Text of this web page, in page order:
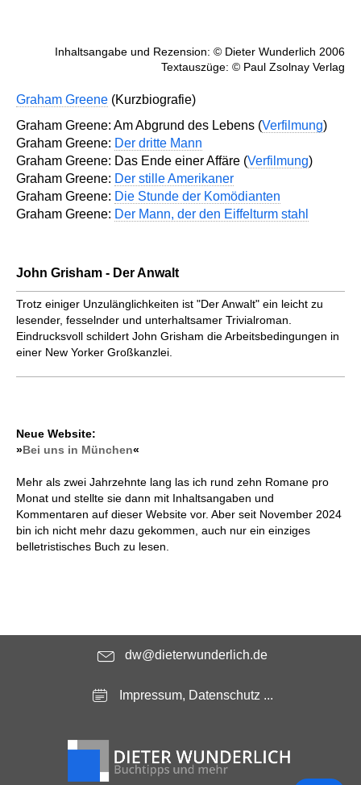
Inhaltsangabe und Rezension: © Dieter Wunderlich 2006
Textauszüge: © Paul Zsolnay Verlag
Graham Greene (Kurzbiografie)
Graham Greene: Am Abgrund des Lebens (Verfilmung)
Graham Greene: Der dritte Mann
Graham Greene: Das Ende einer Affäre (Verfilmung)
Graham Greene: Der stille Amerikaner
Graham Greene: Die Stunde der Komödianten
Graham Greene: Der Mann, der den Eiffelturm stahl
John Grisham - Der Anwalt
Trotz einiger Unzulänglichkeiten ist "Der Anwalt" ein leicht zu
lesender, fesselnder und unterhaltsamer Trivialroman.
Eindrucksvoll schildert John Grisham die Arbeitsbedingungen in
einer New Yorker Großkanzlei.
Neue Website:
»Bei uns in München«
Mehr als zwei Jahrzehnte lang las ich rund zehn Romane pro
Monat und stellte sie dann mit Inhaltsangaben und
Kommentaren auf dieser Website vor. Aber seit November 2024
bin ich nicht mehr dazu gekommen, auch nur ein einziges
belletristisches Buch zu lesen.
dw@dieterwunderlich.de
Impressum, Datenschutz ...